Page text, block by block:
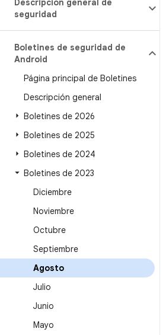
Descripción general de
seguridad
Boletines de seguridad de
Android
Página principal de Boletines
Descripción general
Boletines de 2026
Boletines de 2025
Boletines de 2024
Boletines de 2023
Diciembre
Noviembre
Octubre
Septiembre
Agosto
Julio
Junio
Mayo